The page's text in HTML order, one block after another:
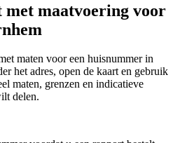
maatvoering voor
maten voor een huisnummer in
het adres, open de kaart en gebruik
maten, grenzen en indicatieve
delen.